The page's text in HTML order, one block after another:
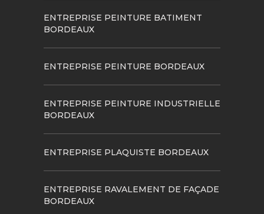
ENTREPRISE PEINTURE BATIMENT
BORDEAUX
ENTREPRISE PEINTURE BORDEAUX
ENTREPRISE PEINTURE INDUSTRIELLE
BORDEAUX
ENTREPRISE PLAQUISTE BORDEAUX
ENTREPRISE RAVALEMENT DE FAÇADE
BORDEAUX